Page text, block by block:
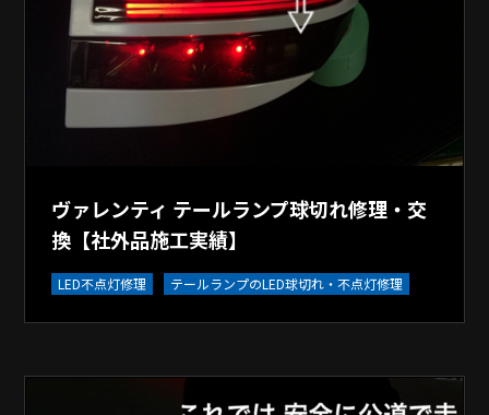
ヴァレンティ テールランプ球切れ修理・交
換【社外品施工実績】
LED不点灯修理 テールランプのLED球切れ・不点灯修理